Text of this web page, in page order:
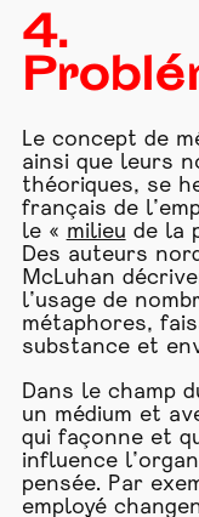
4.
Le concept de
ainsi que leurs
théoriques, se
français de
le « milieu de la
Des auteurs
McLuhan
l’usage de
métaphores,
substance et
Dans le champ
un médium et
qui façonne et
influence
pensée. Par
employé